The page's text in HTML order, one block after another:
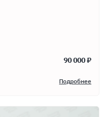
90 000 ₽
Подробнее